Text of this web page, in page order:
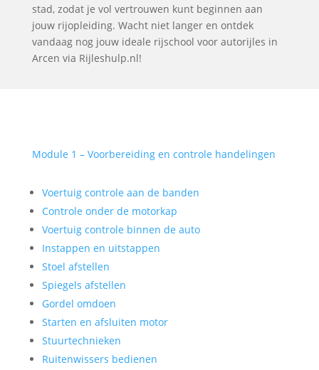
stad, zodat je vol vertrouwen kunt beginnen aan
jouw rijopleiding. Wacht niet langer en ontdek
vandaag nog jouw ideale rijschool voor autorijles in
Arcen via Rijleshulp.nl!
Module 1 – Voorbereiding en controle handelingen
Voertuig controle aan de banden
Controle onder de motorkap
Voertuig controle binnen de auto
Instappen en uitstappen
Stoel afstellen
Spiegels afstellen
Gordel omdoen
Starten en afsluiten motor
Stuurtechnieken
Ruitenwissers bedienen